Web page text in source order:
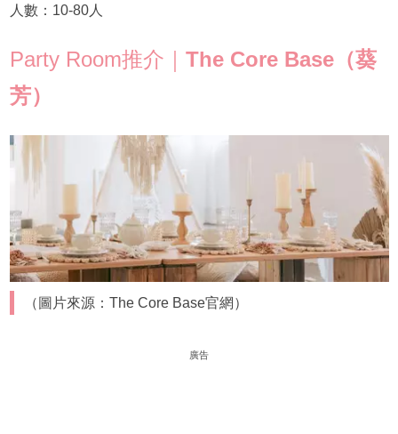
人數：10-80人
Party Room推介｜ The Core Base（葵
芳）
（圖片來源：The Core Base官網）
廣告